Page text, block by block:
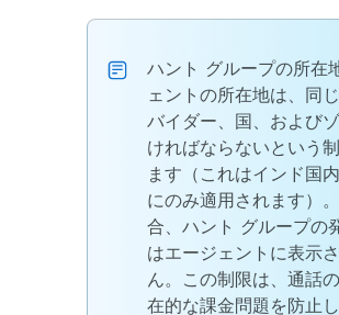
ハント グループの所在
ェントの所在地は、同
バイダー、国、および
ければならないという
ます（これはインド国
にのみ適用されます）
合、ハント グループの
はエージェントに表示
ん。この制限は、通話
在的な課金問題を防止